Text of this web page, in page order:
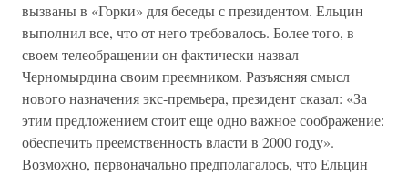
вызваны в «Горки» для беседы с президентом. Ельцин
выполнил все, что от него требовалось. Более того, в
своем телеобращении он фактически назвал
Черномырдина своим преемником. Разъясняя смысл
нового назначения экс-премьера, президент сказал: «За
этим предложением стоит еще одно важное соображение:
обеспечить преемственность власти в 2000 году».
Возможно, первоначально предполагалось, что Ельцин